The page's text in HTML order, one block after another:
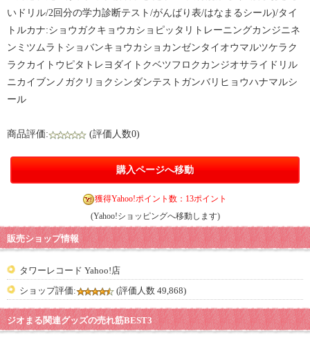
いドリル/2回分の学力診断テスト/がんばり表/はなまるシール)/タイ
トルカナ:ショウガクキョウカショピッタリトレーニングカンジニネ
ンミツムラトショバンキョウカショカンゼンタイオウマルツケラク
ラクカイトウピタトレヨダイトクベツフロクカンジオサライドリル
ニカイブンノガクリョクシンダンテストガンバリヒョウハナマルシ
ール
商品評価: (評価人数0)
購入ページへ移動
獲得Yahoo!ポイント数：13ポイント
(Yahoo!ショッピングへ移動します)
販売ショップ情報
タワーレコード Yahoo!店
ショップ評価:
(評価人数 49,868)
ジオまる関連グッズの売れ筋BEST3